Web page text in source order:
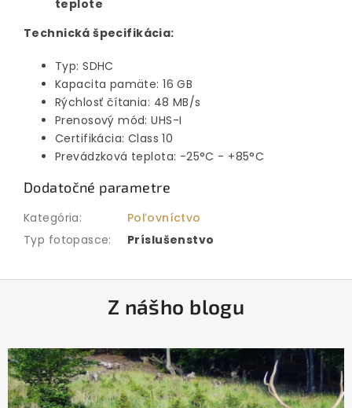
teplote
Technická špecifikácia:
Typ: SDHC
Kapacita pamäte: 16 GB
Rýchlosť čítania: 48 MB/s
Prenosový mód: UHS-I
Certifikácia: Class 10
Prevádzková teplota: -25°C - +85°C
Dodatočné parametre
Kategória:
Poľovníctvo
Typ fotopasce: Príslušenstvo
ä
Z nášho blogu